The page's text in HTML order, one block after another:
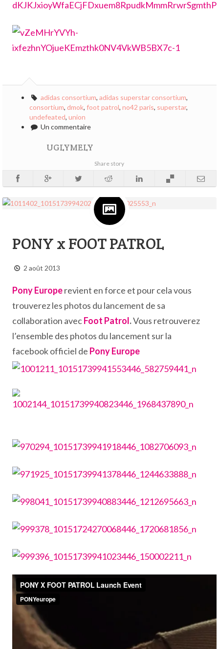
adidas consortium, adidas superstar consortium,
consortium, dmok, foot patrol, no42 paris, superstar,
undefeated, union
Un commentaire
UGLYMELY
Share story
PONY x FOOT PATROL
2 août 2013
Pony Europerevient en force et pour cela vous
trouverez les photos du lancement de sa
collaboration avecFoot Patrol.Vous retrouverez
l’ensemble des photos du lancement sur la
facebook officiel de Pony Europe